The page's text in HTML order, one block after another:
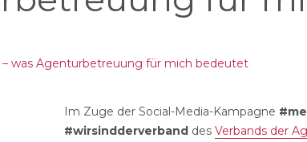
Im Zuge der Social-Media-Kampagne
#wirsindderverband des Verbands der